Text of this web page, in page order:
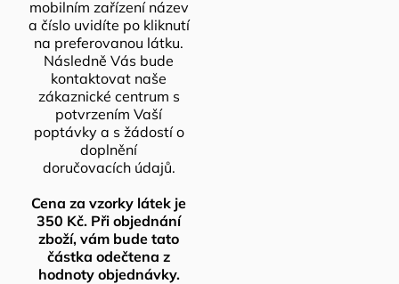
mobilním zařízení název
a číslo uvidíte po kliknutí
na preferovanou látku.
Následně Vás bude
kontaktovat naše
zákaznické centrum s
potvrzením Vaší
poptávky a s žádostí o
doplnění
doručovacích údajů.
Cena za vzorky látek je
350 Kč. Při objednání
zboží, vám bude tato
částka odečtena z
hodnoty objednávky.